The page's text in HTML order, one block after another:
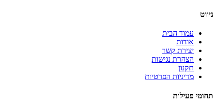
ניווט
עמוד הבית
אודות
יצירת קשר
הצהרת נגישות
תקנון
מדיניות הפרטיות
תחומי פעילות